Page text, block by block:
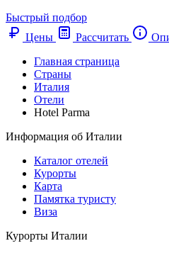
Быстрый подбор
Цены
Рассчитать
Главная страница
Cтраны
Италия
Отели
Hotel Parma
Информация об Италии
Каталог отелей
Курорты
Карта
Памятка туристу
Виза
Курорты Италии